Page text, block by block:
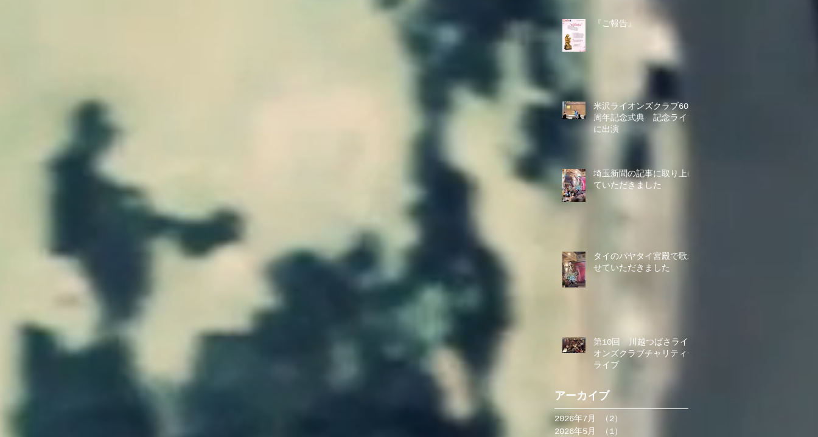
『ご報告』
米沢ライオンズクラブ60
周年記念式典 記念ライブ
に出演
埼玉新聞の記事に取り上げ
ていただきました
タイのパヤタイ宮殿で歌わ
せていただきました
第10回 川越つばさライ
オンズクラブチャリティー
ライブ
アーカイブ
2026年7月 （2）
2026年5月
（1）